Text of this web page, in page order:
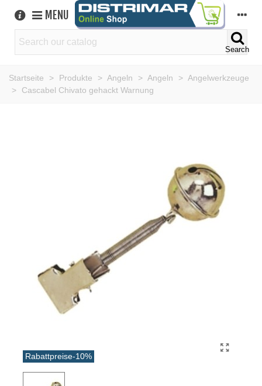
MENU
Search
Startseite > Produkte > Angeln > Angeln > Angelwerkzeuge
>
Cascabel Chivato gehackt Warnung
Rabattpreise-10%